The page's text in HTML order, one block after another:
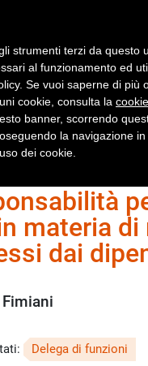
Rifiuti n. 342 ottobre
materia
dai
Fimiani
Delega di funzioni
strumenti terzi da questo
al funzionamento ed
Se vuoi saperne di più
cookie, consulta la
banner, scorrendo
la navigazione in
dei cookie.